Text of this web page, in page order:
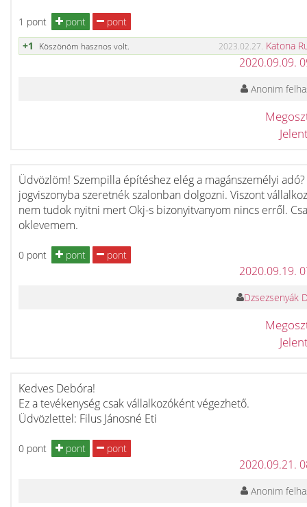
1 pont pont
pont
+1
Köszönöm hasznos volt. 2023.02.27. Katona
2020.09.09.
Anonim
Üdvözlöm! Szempilla építéshez elég a magánszemélyi
jogviszonyba szeretnék szalonban dolgozni. Viszont
nem tudok nyitni mert Okj-s bizonyitvanyom nincs erről.
oklevemem.
0 pont pont pont
2020.09.19.
Dzsezsenyák
Kedves Debóra!
Ez a tevékenység csak vállalkozóként végezhető.
Üdvözlettel: Filus Jánosné Eti
0 pont pont pont
2020.09.21.
Anonim